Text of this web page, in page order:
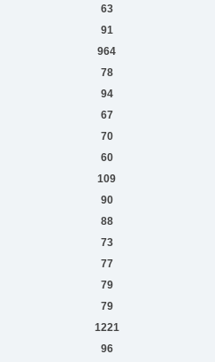
63
91
964
78
94
67
70
60
109
90
88
73
77
79
79
1221
96